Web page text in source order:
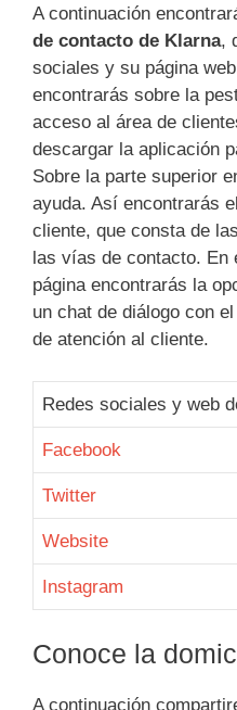
A continuación
de contacto de Klarna,
sociales y su página
encontrarás sobre la
acceso al área de
descargar la aplicación
Sobre la parte superior
ayuda. Así encontrarás
cliente, que consta de
las vías de contacto. En
página encontrarás la
un chat de diálogo con
de atención al cliente.
Redes sociales y web
Facebook
Twitter
Website
Instagram
Conoce la
A continuación